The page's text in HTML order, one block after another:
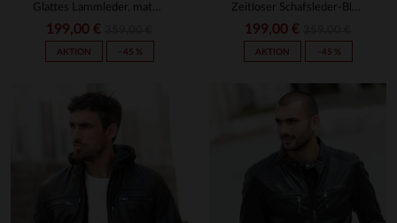
Glattes Lammleder, matelierte Schultern - der schlanke Bikerlook.
199,00 €
AKTION −45 %
Zeitloser Schafsleder-Blouson in Cognac mit matelierten Schultern.
199,00 €
AKTION −45 %